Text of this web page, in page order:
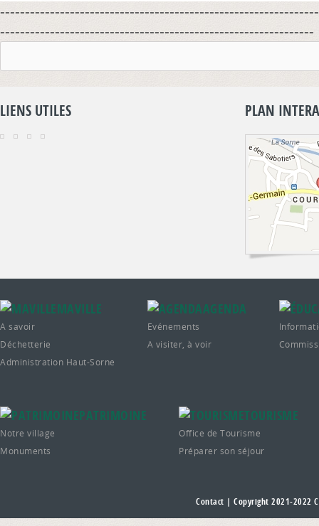
---------------------------------------------------------------
LIENS UTILES PLAN
MAVILLE
A savoir
Déchetterie
Administration Haut-Sorne
AGENDA
Evénements
A visiter, à voir
PATRIMOINE
Notre village
Monuments
TOURISME
Office de Tourisme
Préparer son séjour
Contact | Copyright 2021-2022